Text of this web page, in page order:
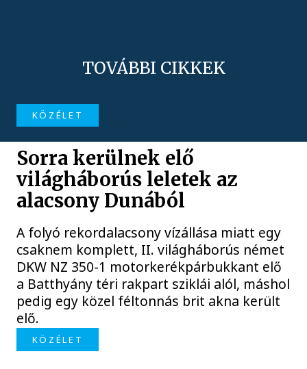
TOVÁBBI CIKKEK
KÖZÉLET
Sorra kerülnek elő
világháborús leletek az
alacsony Dunából
A folyó rekordalacsony vízállása miatt egy
csaknem komplett, II. világháborús német
DKW NZ 350-1 motorkerékpárbukkant elő
a Batthyány téri rakpart sziklái alól, máshol
pedig egy közel féltonnás brit akna került
elő.
KÖZÉLET